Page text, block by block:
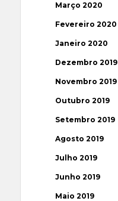
Março 2020
Fevereiro 2020
Janeiro 2020
Dezembro 2019
Novembro 2019
Outubro 2019
Setembro 2019
Agosto 2019
Julho 2019
Junho 2019
Maio 2019